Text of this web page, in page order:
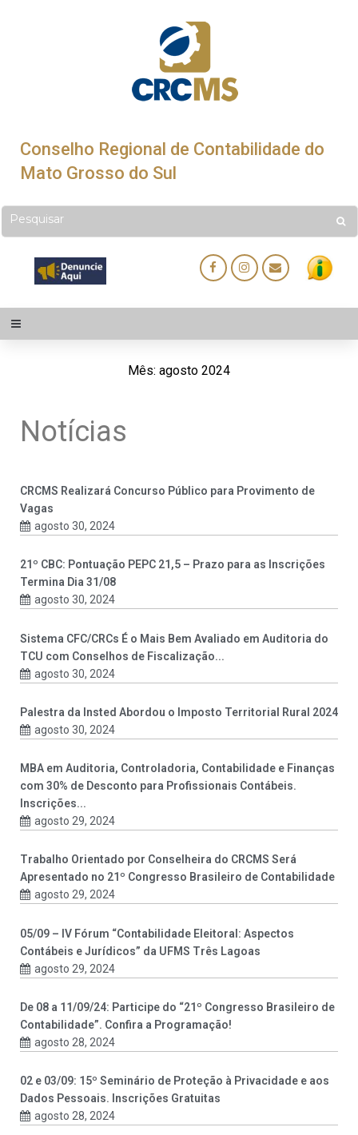
Conselho Regional de Contabilidade do
Mato Grosso do Sul
Mês: agosto 2024
Notícias
CRCMS Realizará Concurso Público para Provimento de
Vagas
agosto 30, 2024
21º CBC: Pontuação PEPC 21,5 – Prazo para as Inscrições
Termina Dia 31/08
agosto 30, 2024
Sistema CFC/CRCs É o Mais Bem Avaliado em Auditoria do
TCU com Conselhos de Fiscalização...
agosto 30, 2024
Palestra da Insted Abordou o Imposto Territorial Rural 2024
agosto 30, 2024
MBA em Auditoria, Controladoria, Contabilidade e Finanças
com 30% de Desconto para Profissionais Contábeis.
Inscrições...
agosto 29, 2024
Trabalho Orientado por Conselheira do CRCMS Será
Apresentado no 21º Congresso Brasileiro de Contabilidade
agosto 29, 2024
05/09 – IV Fórum “Contabilidade Eleitoral: Aspectos
Contábeis e Jurídicos” da UFMS Três Lagoas
agosto 29, 2024
De 08 a 11/09/24: Participe do “21º Congresso Brasileiro de
Contabilidade”. Confira a Programação!
agosto 28, 2024
02 e 03/09: 15º Seminário de Proteção à Privacidade e aos
Dados Pessoais. Inscrições Gratuitas
agosto 28, 2024